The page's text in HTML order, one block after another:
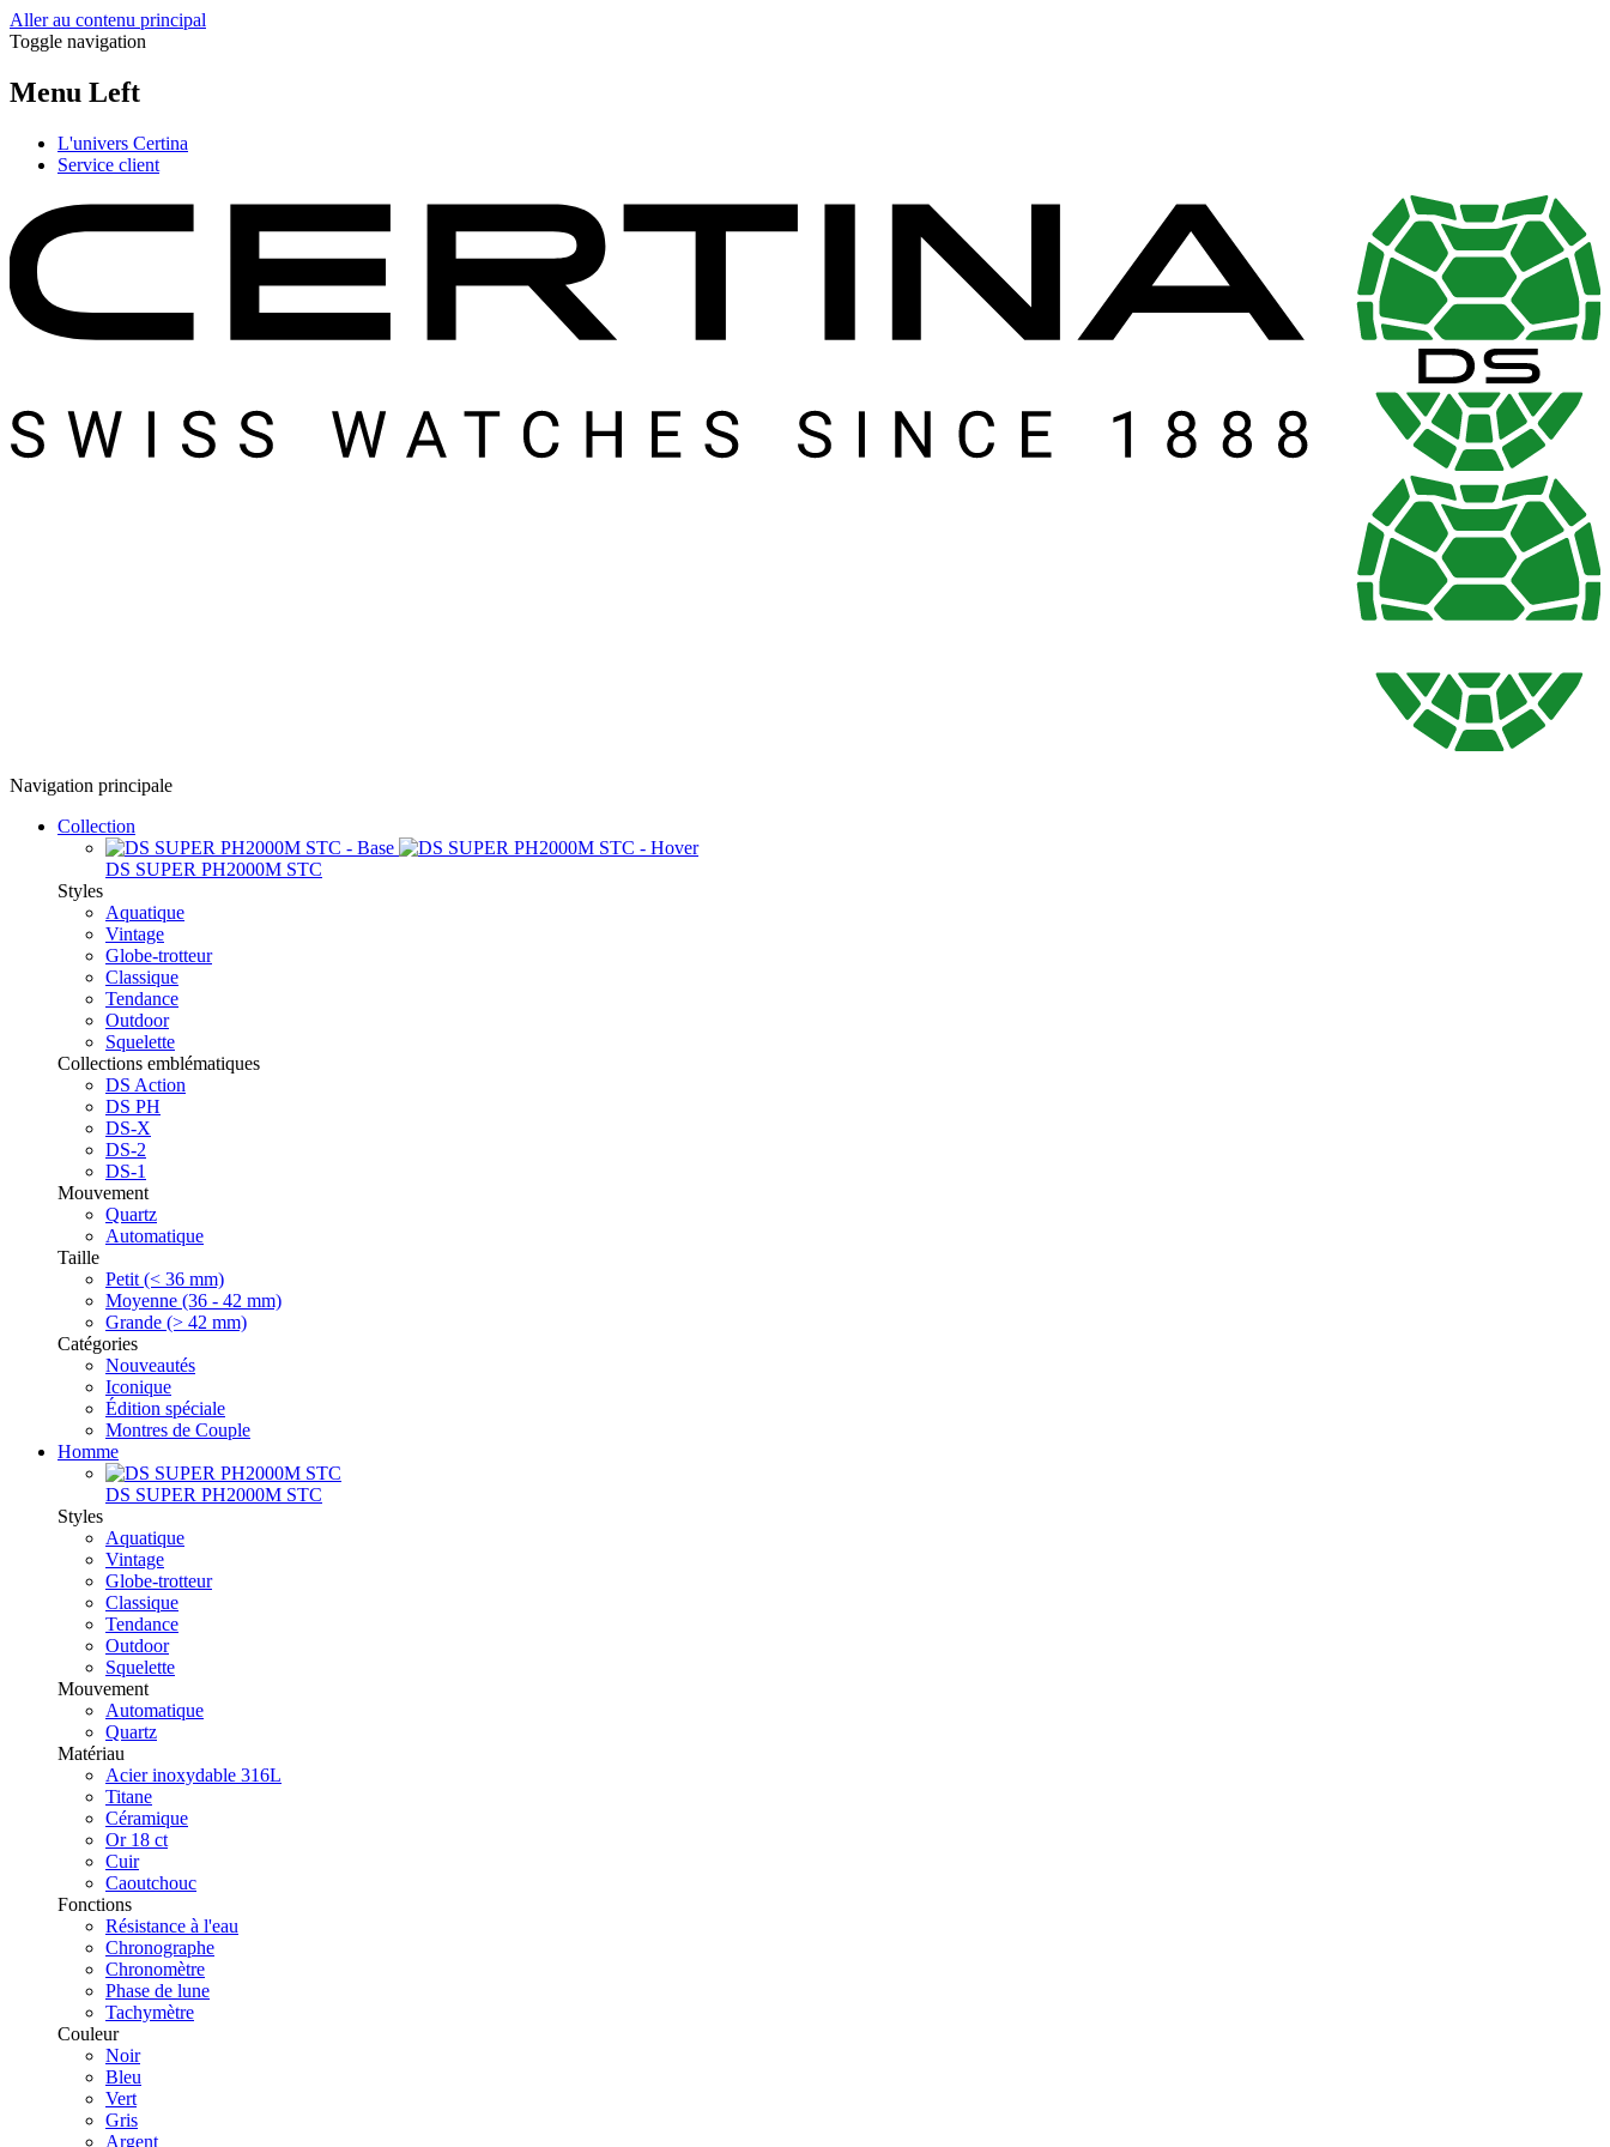
Aller au contenu principal
Toggle navigation
Menu Left
L'univers Certina
Service client
Navigation principale
Collection
DS SUPER PH2000M STC
Styles
Aquatique
Vintage
Globe-trotteur
Classique
Tendance
Outdoor
Squelette
Collections emblématiques
DS Action
DS PH
DS-X
DS-2
DS-1
Mouvement
Quartz
Automatique
Taille
Petit (< 36 mm)
Moyenne (36 - 42 mm)
Grande (> 42 mm)
Catégories
Nouveautés
Iconique
Édition spéciale
Montres de Couple
Homme
DS SUPER PH2000M STC
Styles
Aquatique
Vintage
Globe-trotteur
Classique
Tendance
Outdoor
Squelette
Mouvement
Automatique
Quartz
Matériau
Acier inoxydable 316L
Titane
Céramique
Or 18 ct
Cuir
Caoutchouc
Fonctions
Résistance à l'eau
Chronographe
Chronomètre
Phase de lune
Tachymètre
Couleur
Noir
Bleu
Vert
Gris
Argent